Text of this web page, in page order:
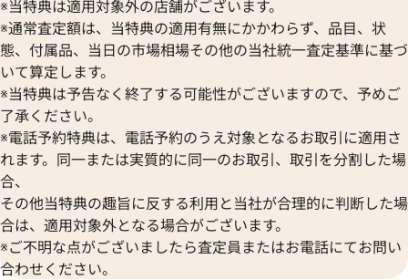
デイトジャスト 126303 ゴ
格
日時点の参考買取価格です
ロレックス デイトジャスト
レート文字盤
3,110,000円
※2026年3月時点の参考買取価
Vacheron Constantin
ヴァシュロン・コンスタンタン
Van Cleef & Arpels
ヴァンクリーフ＆アーペル
Versace
ヴェルサーチ
Wempe
ヴェンペ
BAUME＆MERCIER
ボーム＆メルシエ
BALL Watch
ボール ウォッチ
※当特典は適用対象外の店舗がございます。
※通常査定額は、当特典の適用有無にかかわらず、品目、状
態、付属品、当日の市場相場その他の当社統一査定基準に基づ
いて算定します。
※当特典は予告なく終了する可能性がございますので、予めご
了承ください。
※電話予約特典は、電話予約のうえ対象となるお取引に適用さ
れます。同一または実質的に同一のお取引、取引を分割した場
合、
その他当特典の趣旨に反する利用と当社が合理的に判断した場
合は、適用対象外となる場合がございます。
※ご不明な点がございましたら査定員またはお電話にてお問い
合わせください。